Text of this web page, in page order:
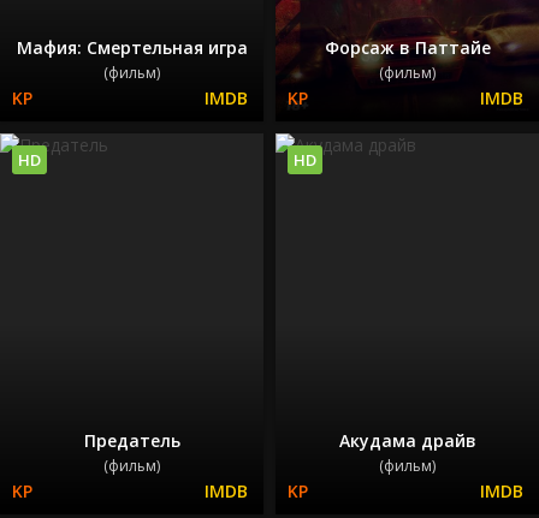
Мафия: Смертельная игра
(фильм)
Форсаж в Паттайе
(фильм)
Предатель
(фильм)
HD
Акудама драйв
(фильм)
HD